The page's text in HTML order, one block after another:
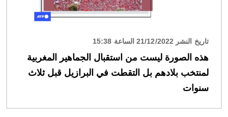
تاريخ النشر 21/12/2022 الساعة 15:38
هذه الصورة ليست من استقبال الجماهير المغربية
لمنتخب بلادهم بل التقطت في البرازيل قبل ثلاث
سنوات